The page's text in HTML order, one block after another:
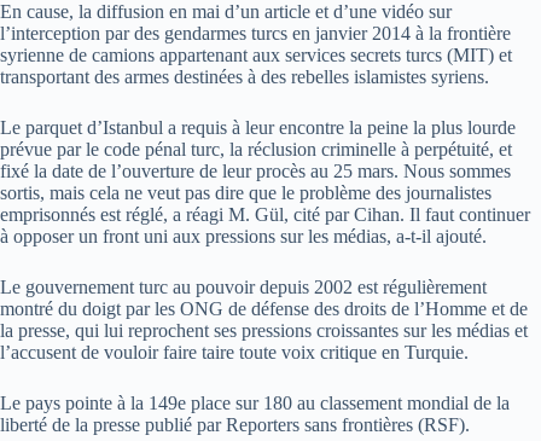
En cause, la diffusion en mai d’un article et d’une vidéo sur
l’interception par des gendarmes turcs en janvier 2014 à la frontière
syrienne de camions appartenant aux services secrets turcs (MIT) et
transportant des armes destinées à des rebelles islamistes syriens.
Le parquet d’Istanbul a requis à leur encontre la peine la plus lourde
prévue par le code pénal turc, la réclusion criminelle à perpétuité, et
fixé la date de l’ouverture de leur procès au 25 mars. Nous sommes
sortis, mais cela ne veut pas dire que le problème des journalistes
emprisonnés est réglé, a réagi M. Gül, cité par Cihan. Il faut continuer
à opposer un front uni aux pressions sur les médias, a-t-il ajouté.
Le gouvernement turc au pouvoir depuis 2002 est régulièrement
montré du doigt par les ONG de défense des droits de l’Homme et de
la presse, qui lui reprochent ses pressions croissantes sur les médias et
l’accusent de vouloir faire taire toute voix critique en Turquie.
Le pays pointe à la 149e place sur 180 au classement mondial de la
liberté de la presse publié par Reporters sans frontières (RSF).